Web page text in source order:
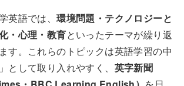
英語では、環境問題・テクノロジーと
・心理・教育といったテーマが繰り返
す。これらのトピックは英語学習の中
として取り入れやすく、 英字新聞